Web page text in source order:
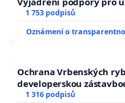
1 753 podpisů
Oznámení o
Ochrana Vrbenských
developerskou
1 316 podpisů